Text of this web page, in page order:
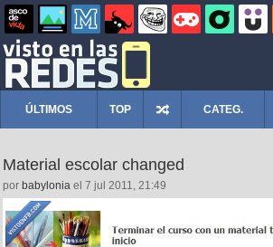
ÚLTIMOS TOP CATEG.
Material escolar changed
por babylonia el 7 jul 2011, 21:49